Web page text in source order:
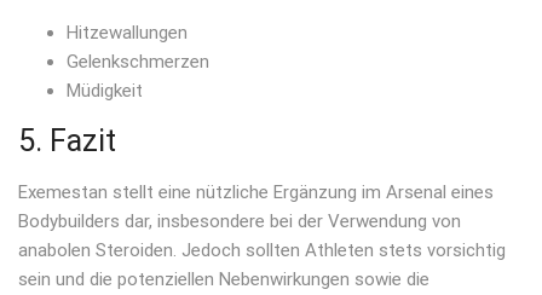
Hitzewallungen
Gelenkschmerzen
Müdigkeit
5. Fazit
Exemestan stellt eine nützliche Ergänzung im Arsenal eines
Bodybuilders dar, insbesondere bei der Verwendung von
anabolen Steroiden. Jedoch sollten Athleten stets vorsichtig
sein und die potenziellen Nebenwirkungen sowie die